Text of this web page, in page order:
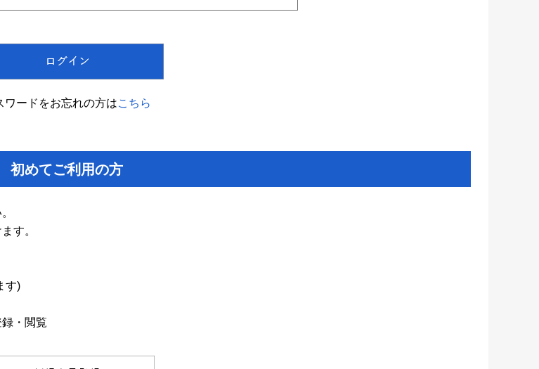
ワードをお忘れの方はこちら
初めてご利用の方
す。
す)
・閲覧